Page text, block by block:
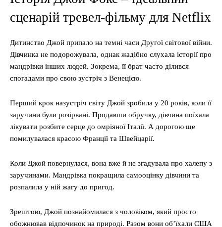
сценарій тревел-фільму для Netflix
Дитинство Джой припало на темні часи Другої світової війни.
Дівчинка не подорожувала, однак жадібно слухала історії про
мандрівки інших людей. Зокрема, її брат часто ділився
спогадами про свою зустріч з Венецією.
Перший крок назустріч світу Джой зробила у 20 років, коли її
заручини були розірвані. Продавши обручку, дівчина поїхала
лікувати розбите серце до омріяної Італії. А дорогою ще
помилувалася красою Франції та Швейцарії.
Коли Джой повернулася, вона вже й не згадувала про халепу з
заручинами. Мандрівка покращила самооцінку дівчини та
розпалила у ній жагу до пригод.
Зрештою, Джой познайомилася з чоловіком, який просто
обожнював відпочинок на природі. Разом вони об’їхали США